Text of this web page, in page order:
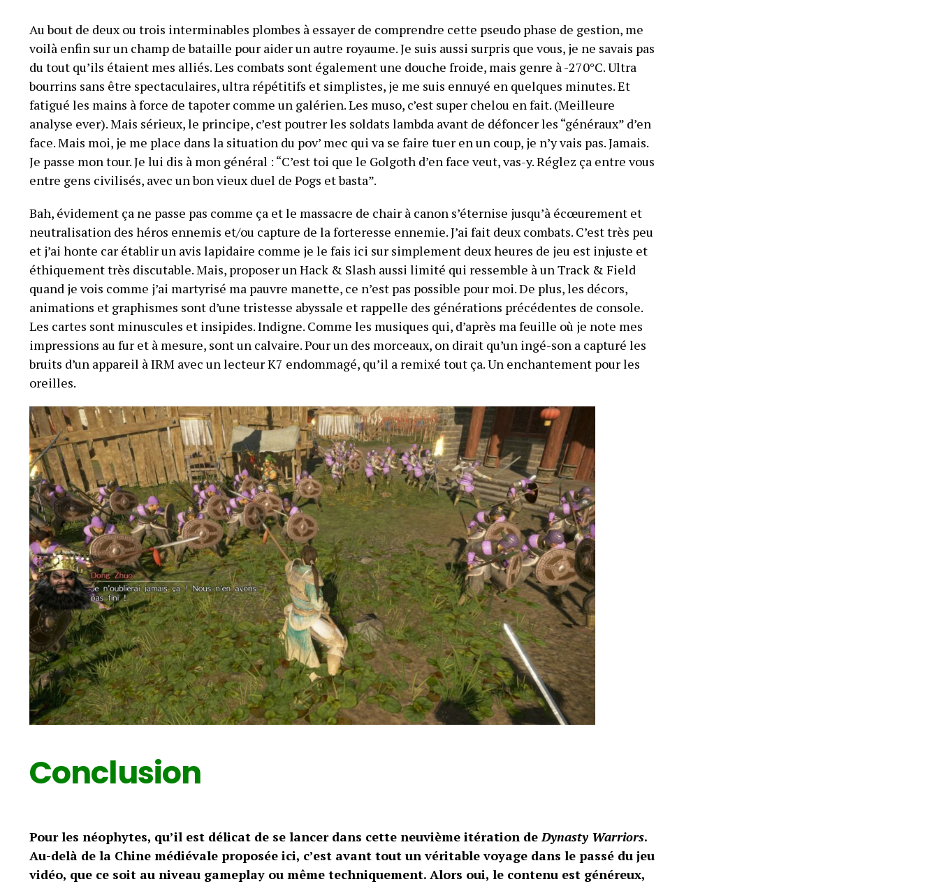
Au bout de deux ou trois interminables plombes à essayer de comprendre cette pseudo phase de gestion, me
voilà enfin sur un champ de bataille pour aider un autre royaume. Je suis aussi surpris que vous, je ne savais pas
du tout qu’ils étaient mes alliés. Les combats sont également une douche froide, mais genre à -270°C. Ultra
bourrins sans être spectaculaires, ultra répétitifs et simplistes, je me suis ennuyé en quelques minutes. Et
fatigué les mains à force de tapoter comme un galérien. Les muso, c’est super chelou en fait. (Meilleure
analyse ever). Mais sérieux, le principe, c’est poutrer les soldats lambda avant de défoncer les “généraux” d’en
face. Mais moi, je me place dans la situation du pov’ mec qui va se faire tuer en un coup, je n’y vais pas. Jamais.
Je passe mon tour. Je lui dis à mon général : “C’est toi que le Golgoth d’en face veut, vas-y. Réglez ça entre vous
entre gens civilisés, avec un bon vieux duel de Pogs et basta”.
Bah, évidement ça ne passe pas comme ça et le massacre de chair à canon s’éternise jusqu’à écœurement et
neutralisation des héros ennemis et/ou capture de la forteresse ennemie. J’ai fait deux combats. C’est très peu
et j’ai honte car établir un avis lapidaire comme je le fais ici sur simplement deux heures de jeu est injuste et
éthiquement très discutable. Mais, proposer un Hack & Slash aussi limité qui ressemble à un Track & Field
quand je vois comme j’ai martyrisé ma pauvre manette, ce n’est pas possible pour moi. De plus, les décors,
animations et graphismes sont d’une tristesse abyssale et rappelle des générations précédentes de console.
Les cartes sont minuscules et insipides. Indigne. Comme les musiques qui, d’après ma feuille où je note mes
impressions au fur et à mesure, sont un calvaire. Pour un des morceaux, on dirait qu’un ingé-son a capturé les
bruits d’un appareil à IRM avec un lecteur K7 endommagé, qu’il a remixé tout ça. Un enchantement pour les
oreilles.
Conclusion
Pour les néophytes, qu’il est délicat de se lancer dans cette neuvième itération deDynasty Warriors.
Au-delà de la Chine médiévale proposée ici, c’est avant tout un véritable voyage dans le passé du jeu
vidéo, que ce soit au niveau gameplay ou même techniquement. Alors oui, le contenu est généreux,